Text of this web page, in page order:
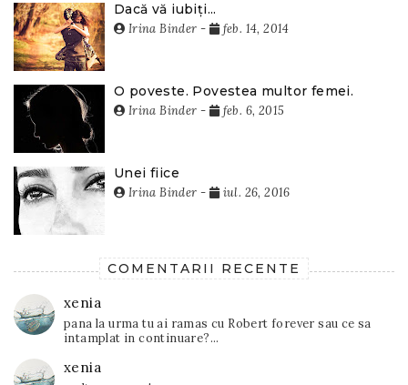
Dacă vă iubiți...
Irina Binder - feb. 14, 2014
O poveste. Povestea multor femei.
Irina Binder - feb. 6, 2015
Unei fiice
Irina Binder - iul. 26, 2016
COMENTARII RECENTE
xenia
pana la urma tu ai ramas cu Robert forever sau ce sa
intamplat in continuare?...
xenia